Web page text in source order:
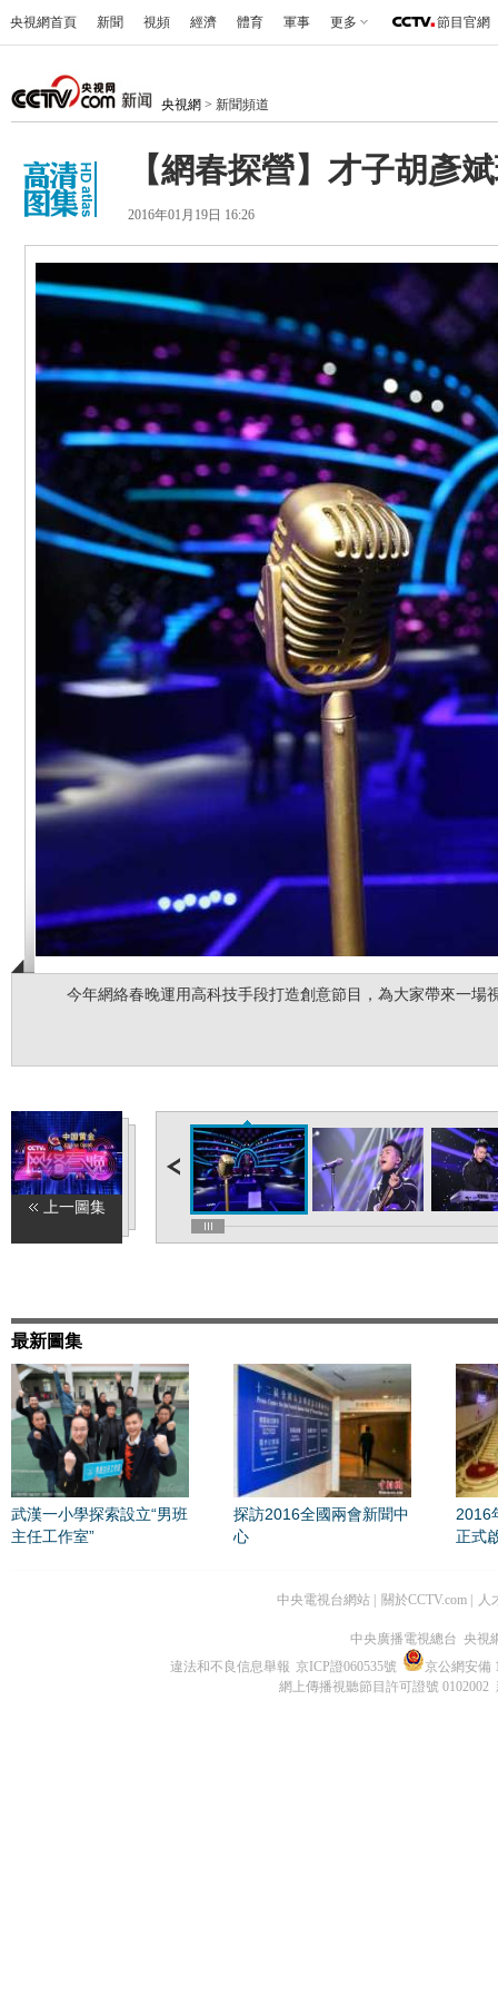
央視網首頁 新聞 視頻 經濟 體育 軍事 更多 節目官網
央視網 > 新聞頻道
【網春探營】才子胡彥
2016年01月19日 16:26
今年網絡春晚運用高科技手段打造創意節目，為大家帶來一場
上一圖集
最新圖集
武漢一小學探索設立“男班
主任工作室”
探訪2016全國兩會新聞中
心
2016
正式
中央電視台網站 關於CCTV.com 人
中央廣播電視總台 央視
違法和不良信息舉報 京ICP證060535號
京公網安備
網上傳播視聽節目許可證號 0102002